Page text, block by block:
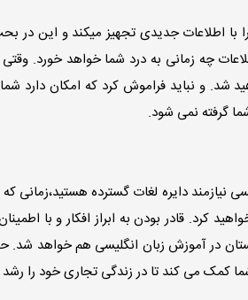
اطلاعات جدیدی تجهیز میکند و این در
چه زمانی به درد شما خواهد خورد.
شد. و نباید فراموش کرد که امکان دارد
گرفته نمی شود.
نیازمند دایره لغات گسترده هستید،زمانی
کرد. قادر بودن به ابراز افکار و با
در آموزش زبان انگلیسی هم خواهد
کمک می کند تا در زندگی تجاری خود را